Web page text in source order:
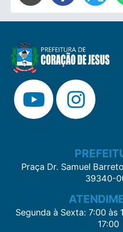
Praça Dr. Samuel
39340-
Segunda à Sexta: 7:00 às
17:00